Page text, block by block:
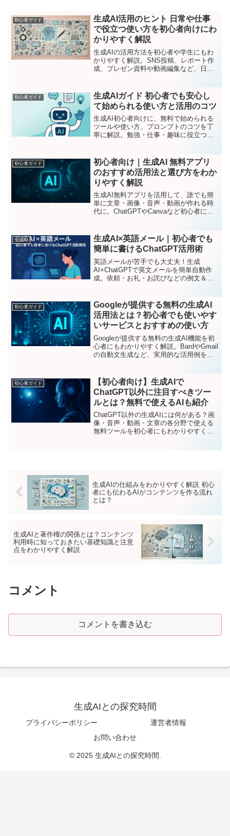
初心者ガイド
生成AI活用のヒント 日常や仕事
で役立つ使い方を初心者向けにわ
かりやすく解説
生成AIの活用方法を初心者や学生にもわ
かりやすく解説。SNS投稿、レポート作
成、プレゼン資料や動画編集など、日常
初心者ガイド
生成AIガイド 初心者でも安心し
て始められる使い方と活用のコツ
生成AI初心者向けに、無料で始められる
ツールや使い方、プロンプトのコツを丁
寧に解説。勉強・仕事・趣味に役立つ活
初心者ガイド
初心者向け｜生成AI 無料アプリ
のおすすめ活用法と選び方をわか
りやすく解説
生成AI無料アプリを活用して、誰でも簡
単に文章・画像・音声・動画が作れる時
代に。ChatGPTやCanvaなど初心者にお
生成AI
生成AI×英語メール｜初心者でも
簡単に書けるChatGPT活用術
英語メールが苦手でも大丈夫！生成
AI×ChatGPTで英文メールを簡単自動作
成。依頼・お礼・お詫びなどの例文＆テ
初心者ガイド
Googleが提供する無料の生成AI
活用法とは？初心者でも使いやす
いサービスとおすすめの使い方
Googleが提供する無料の生成AI機能を初
心者にもわかりやすく解説。BardやGmail
の自動文生成など、実用的な活用例を紹
初心者ガイド
【初心者向け】生成AIで
ChatGPT以外に注目すべきツー
ルとは？無料で使えるAIも紹介
ChatGPT以外の生成AIには何がある？画
像・音声・動画・文章の各分野で使える
無料ツールを初心者にもわかりやすく解
生成AIの仕組みをわかりやすく解説 初心
者にも伝わるAIがコンテンツを作る流れ
とは？
生成AIと著作権の関係とは？コンテンツ
利用時に知っておきたい基礎知識と注意
点をわかりやすく解説
コメント
コメントを書き込む
生成AIとの探究時間
プライバシーポリシー
運営者情報
お問い合わせ
© 2025 生成AIとの探究時間.